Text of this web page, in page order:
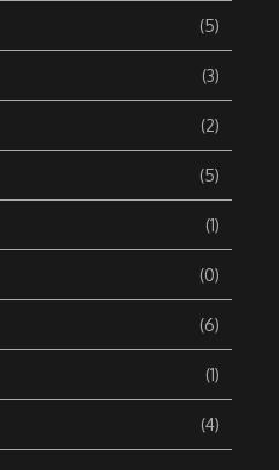
(5)
(3)
(2)
(5)
(1)
(0)
(6)
(1)
(4)